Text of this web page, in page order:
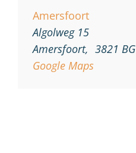
Amersfoort
Algolweg 15
Amersfoort, 3821 BG
Google Maps